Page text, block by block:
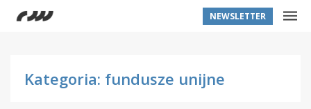
NEWSLETTER
Kategoria: fundusze unijne